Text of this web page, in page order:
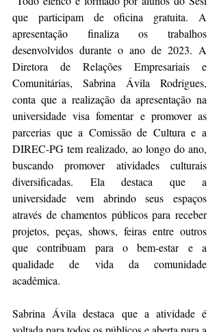
que participam de oficina gratuita. A
apresentação finaliza os trabalhos
desenvolvidos durante o ano de 2023. A
Diretora de Relações Empresariais e
Comunitárias, Sabrina Ávila Rodrigues,
conta que a realização da apresentação na
universidade visa fomentar e promover as
parcerias que a Comissão de Cultura e a
DIREC-PG tem realizado, ao longo do ano,
buscando promover atividades culturais
diversificadas. Ela destaca que a
universidade vem abrindo seus espaços
através de chamentos públicos para receber
projetos, peças, shows, feiras entre outros
que contribuam para o bem-estar e a
qualidade de vida da comunidade
acadêmica.
Sabrina Ávila destaca que a atividade é